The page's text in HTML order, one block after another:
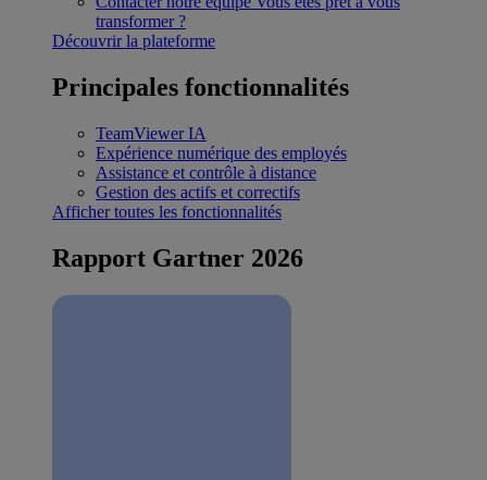
transformer ?
Découvrir la plateforme
Principales fonctionnalités
TeamViewer IA
Expérience numérique des employés
Assistance et contrôle à distance
Gestion des actifs et correctifs
Afficher toutes les fonctionnalités
Rapport Gartner 2026